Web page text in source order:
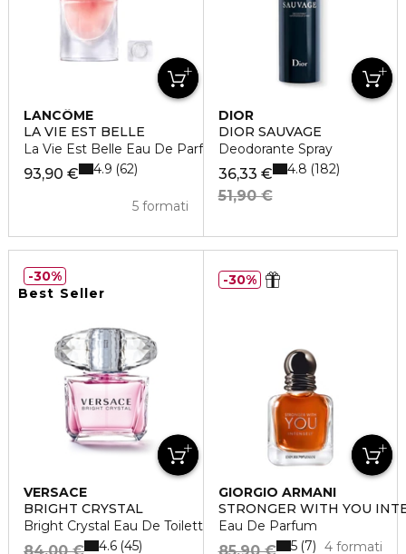
LANCÔME
LA VIE EST BELLE
La Vie Est Belle Eau De Parfum
93,90 €
5 formati
4.9 62
DIOR
DIOR SAUVAGE
Deodorante Spray
36,33 €
51,90 €
4.8 182
Best Seller
VERSACE
BRIGHT CRYSTAL
Bright Crystal Eau De Toilette Vaporisateur
4.6 45
30%
GIORGIO ARMANI
STRONGER WITH YOU
Eau De Parfum
4 formati
5 7
30%